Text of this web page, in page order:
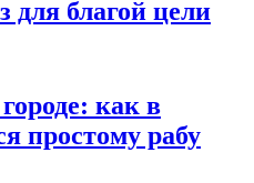
для благой цели
как в
простому рабу